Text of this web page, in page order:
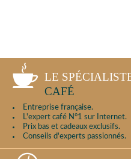
LE
CAFÉ
Entreprise française.
L'expert café N°1 sur Internet.
Prix bas et cadeaux exclusifs.
Conseils d'experts passionnés.